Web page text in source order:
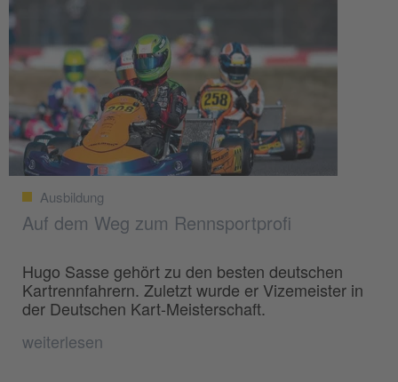
Ausbildung
Auf dem Weg zum Rennsportprofi
Hugo Sasse gehört zu den besten deutschen
Kartrennfahrern. Zuletzt wurde er Vizemeister in
der Deutschen Kart-Meisterschaft.
weiterlesen